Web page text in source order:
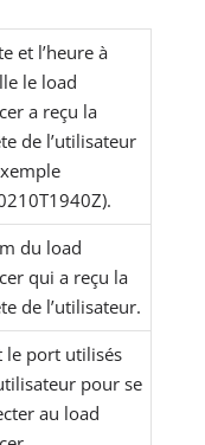
et l’heure à
le load
a reçu la
de l’utilisateur
du load
qui a reçu la
de l’utilisateur.
le port utilisés
pour se
au load